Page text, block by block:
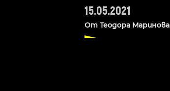
15.05.2021
От Теодора Маринова